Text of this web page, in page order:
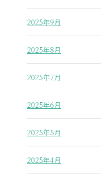
2025年9月
2025年8月
2025年7月
2025年6月
2025年5月
2025年4月